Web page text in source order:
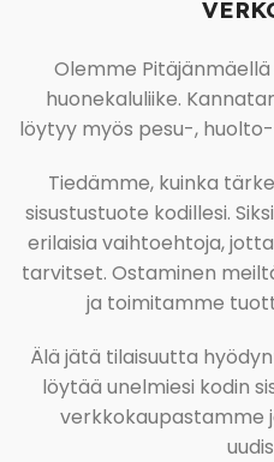
Olemme
huonekaluliike.
löytyy myös pesu-,
Tiedämme, kuinka
sisustustuote kodillesi.
erilaisia vaihtoehtoja,
tarvitset. Ostaminen
ja toimitamme
Älä jätä tilaisuutta
löytää unelmiesi kodin
verkkokaupastamme